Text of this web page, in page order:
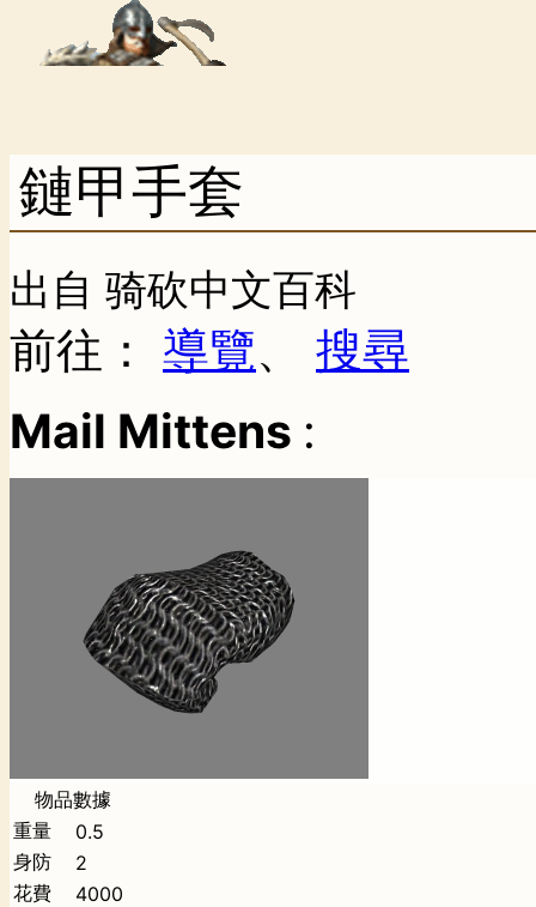
鏈甲手套
出自 骑砍中文百科
前往： 導覽、 搜尋
Mail Mittens :
物品數據
重量
0.5
身防
2
花費
4000